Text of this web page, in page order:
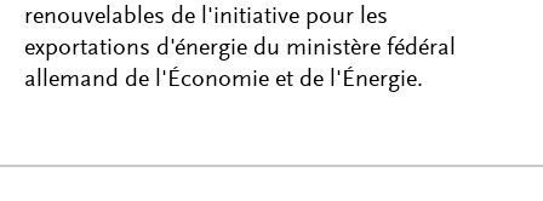
renouvelables de l'initiative pour les
exportations d'énergie du ministère fédéral
allemand de l'Économie et de l'Énergie.